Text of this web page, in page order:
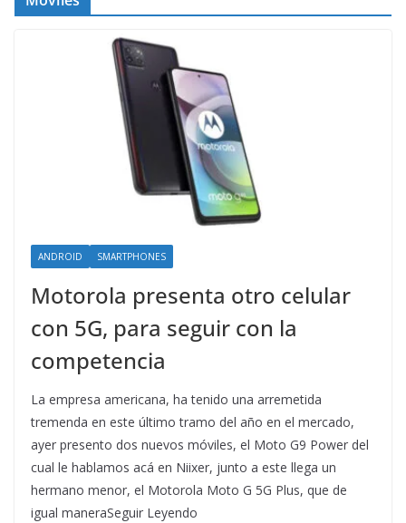
ANDROID SMARTPHONES
Motorola presenta otro celular
con 5G, para seguir con la
competencia
La empresa americana, ha tenido una arremetida
tremenda en este último tramo del año en el mercado,
ayer presento dos nuevos móviles, el Moto G9 Power del
cual le hablamos acá en Niixer, junto a este llega un
hermano menor, el Motorola Moto G 5G Plus, que de
igual maneraSeguir Leyendo